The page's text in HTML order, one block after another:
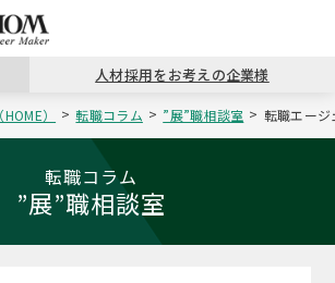
戻る
戻る
）
戻る
戻る
戻る
ナー
人材採用をお考えの企業様
） 転職コラム ”展”職相談室 転職エー
転職コラム
”展”職相談室